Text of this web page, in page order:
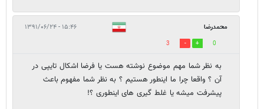
محمدرضا ۱۵:۴۶ - ۱۳۹۱/۰۶/۲۴
0
3
به نظر شما مهم موضوع نوشته هست یا فرضا اشکال تایپی در
آن ؟ واقعا چرا ما اینطور هستیم ؟ به نظر شما مفهوم باعث
پیشرفت میشه یا غلط گیری های اینطوری ؟!